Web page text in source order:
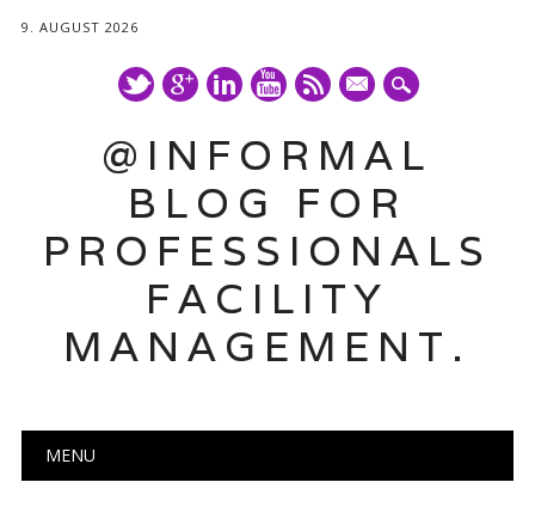
9. AUGUST 2026
mail
@INFORMAL
BLOG FOR
PROFESSIONALS
FACILITY
MANAGEMENT.
Main menu
MENU